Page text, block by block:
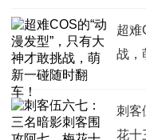
超难
战，
刺客
花十